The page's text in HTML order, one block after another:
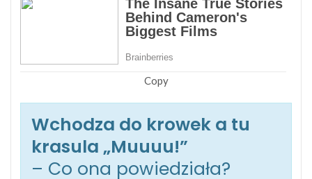
Copy
Wchodza do krowek a tu
krasula „Muuuu!”
– Co ona powiedziała?